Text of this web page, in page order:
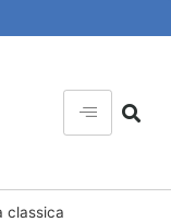
classica